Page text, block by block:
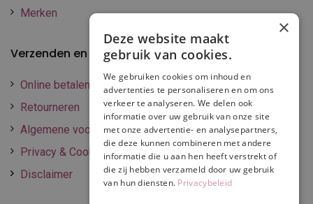
Merken
Verzenden en betalen
Online betalen
Retourneren
Algemene voorwaarden
Privacy & Cookie policy
Disclaimer
×
Deze website maakt
gebruik van cookies.
We gebruiken cookies om inhoud en
advertenties te personaliseren en om ons
verkeer te analyseren. We delen ook
informatie over uw gebruik van onze site
met onze advertentie- en analysepartners,
die deze kunnen combineren met andere
informatie die u aan hen heeft verstrekt of
die zij hebben verzameld door uw gebruik
van hun diensten. Privacybeleid